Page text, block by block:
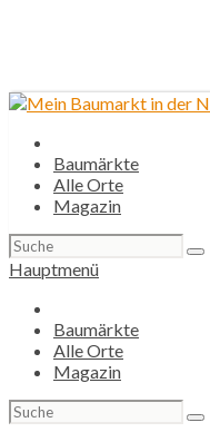
Baumärkte
Alle Orte
Magazin
Suchen
nach:
Hauptmenü
Baumärkte
Alle Orte
Magazin
Suchen
nach: